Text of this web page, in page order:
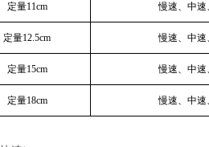
定量11cm 慢速、中
定量12.5cm 慢速、中
定量15cm 慢速、中
定量18cm 慢速、中